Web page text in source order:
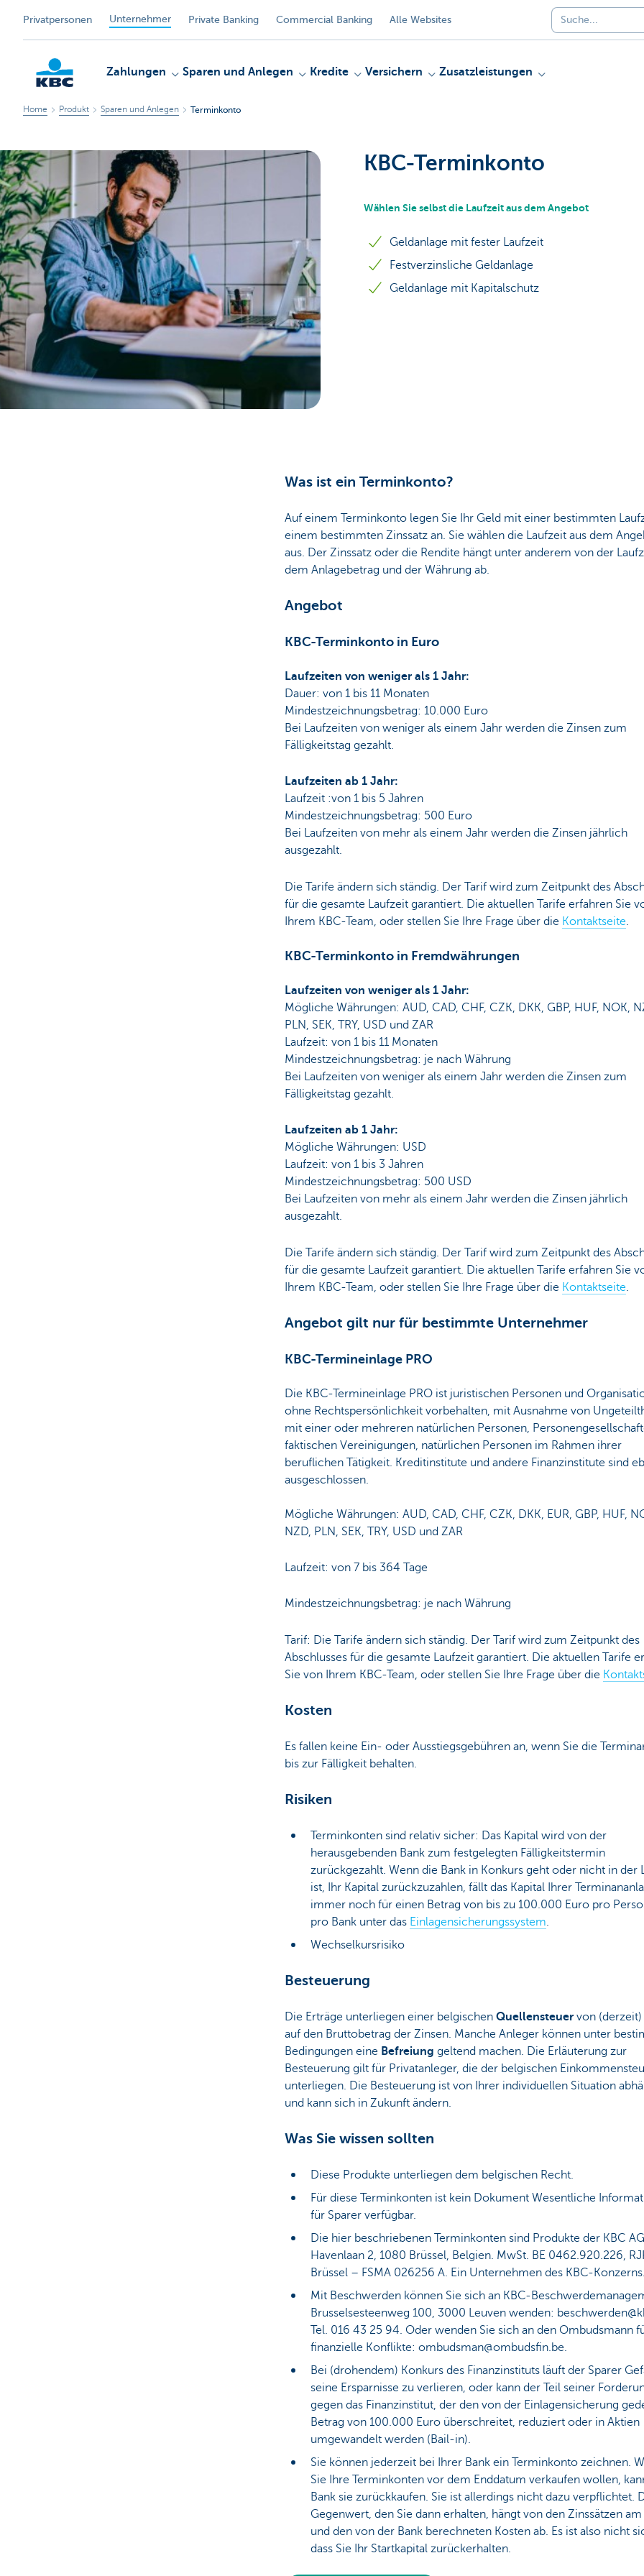
Privatpersonen Unternehmer Private Banking Commercial Banking Alle Websites
KBC
Unternehmer
Zahlungen Sparen und Anlegen Kredite Versichern Zusatzleistungen
Home Produkt Sparen und Anlegen Terminkonto
KBC-Terminkonto
Wählen Sie selbst die Laufzeit aus dem Angebot
Geldanlage mit fester Laufzeit
Festverzinsliche Geldanlage
Geldanlage mit Kapitalschutz
Was ist ein Terminkonto?
Auf einem Terminkonto legen Sie Ihr Geld mit einer bestimmten
einem bestimmten Zinssatz an. Sie wählen die Laufzeit aus dem
aus. Der Zinssatz oder die Rendite hängt unter anderem von der
dem Anlagebetrag und der Währung ab.
Angebot
KBC-Terminkonto in Euro
Laufzeiten von weniger als 1 Jahr:
Dauer: von 1 bis 11 Monaten
Mindestzeichnungsbetrag: 10.000 Euro
Bei Laufzeiten von weniger als einem Jahr werden die Zinsen zum
Fälligkeitstag gezahlt.
Laufzeiten ab 1 Jahr:
Laufzeit :von 1 bis 5 Jahren
Mindestzeichnungsbetrag: 500 Euro
Bei Laufzeiten von mehr als einem Jahr werden die Zinsen jährlich
ausgezahlt.
Die Tarife ändern sich ständig. Der Tarif wird zum Zeitpunkt des
für die gesamte Laufzeit garantiert. Die aktuellen Tarife erfahren Sie
Ihrem KBC-Team, oder stellen Sie Ihre Frage über die Kontaktseite.
KBC-Terminkonto in Fremdwährungen
Laufzeiten von weniger als 1 Jahr:
Mögliche Währungen: AUD, CAD, CHF, CZK, DKK, GBP, HUF, NOK,
PLN, SEK, TRY, USD und ZAR
Laufzeit: von 1 bis 11 Monaten
Mindestzeichnungsbetrag: je nach Währung
Bei Laufzeiten von weniger als einem Jahr werden die Zinsen zum
Fälligkeitstag gezahlt.
Laufzeiten ab 1 Jahr:
Mögliche Währungen: USD
Laufzeit: von 1 bis 3 Jahren
Mindestzeichnungsbetrag: 500 USD
Bei Laufzeiten von mehr als einem Jahr werden die Zinsen jährlich
ausgezahlt.
Die Tarife ändern sich ständig. Der Tarif wird zum Zeitpunkt des
für die gesamte Laufzeit garantiert. Die aktuellen Tarife erfahren Sie
Ihrem KBC-Team, oder stellen Sie Ihre Frage über die Kontaktseite
Angebot gilt nur für bestimmte Unternehmer
KBC-Termineinlage PRO
Die KBC-Termineinlage PRO ist juristischen Personen und
ohne Rechtspersönlichkeit vorbehalten, mit Ausnahme von
mit einer oder mehreren natürlichen Personen,
faktischen Vereinigungen, natürlichen Personen im Rahmen ihrer
beruflichen Tätigkeit. Kreditinstitute und andere Finanzinstitute sind
ausgeschlossen.
Mögliche Währungen: AUD, CAD, CHF, CZK, DKK, EUR, GBP, HUF,
NZD, PLN, SEK, TRY, USD und ZAR
Laufzeit: von 7 bis 364 Tage
Mindestzeichnungsbetrag: je nach Währung
Tarif: Die Tarife ändern sich ständig. Der Tarif wird zum Zeitpunkt des
Abschlusses für die gesamte Laufzeit garantiert. Die aktuellen Tarife
Sie von Ihrem KBC-Team, oder stellen Sie Ihre Frage über die
Kosten
Es fallen keine Ein- oder Ausstiegsgebühren an, wenn Sie die
bis zur Fälligkeit behalten.
Risiken
Terminkonten sind relativ sicher: Das Kapital wird von der
herausgebenden Bank zum festgelegten Fälligkeitstermin
zurückgezahlt. Wenn die Bank in Konkurs geht oder nicht in der
ist, Ihr Kapital zurückzuzahlen, fällt das Kapital Ihrer
immer noch für einen Betrag von bis zu 100.000 Euro pro
pro Bank unter das Einlagensicherungssystem.
Wechselkursrisiko
Besteuerung
Die Erträge unterliegen einer belgischen Quellensteuer von (derzeit)
auf den Bruttobetrag der Zinsen. Manche Anleger können unter
Bedingungen eine Befreiung geltend machen. Die Erläuterung zur
Besteuerung gilt für Privatanleger, die der belgischen
unterliegen. Die Besteuerung ist von Ihrer individuellen Situation
und kann sich in Zukunft ändern.
Was Sie wissen sollten
Diese Produkte unterliegen dem belgischen Recht.
Für diese Terminkonten ist kein Dokument Wesentliche
für Sparer verfügbar.
Die hier beschriebenen Terminkonten sind Produkte der KBC
Havenlaan 2, 1080 Brüssel, Belgien. MwSt. BE 0462.920.226,
Brüssel – FSMA 026256 A. Ein Unternehmen des KBC-Konzerns.
Mit Beschwerden können Sie sich an KBC-
Brusselsesteenweg 100, 3000 Leuven wenden:
Tel. 016 43 25 94. Oder wenden Sie sich an den Ombudsmann
finanzielle Konflikte: ombudsman@ombudsfin.be.
Bei (drohendem) Konkurs des Finanzinstituts läuft der Sparer
seine Ersparnisse zu verlieren, oder kann der Teil seiner
gegen das Finanzinstitut, der den von der Einlagensicherung
Betrag von 100.000 Euro überschreitet, reduziert oder in Aktien
umgewandelt werden (Bail-in).
Sie können jederzeit bei Ihrer Bank ein Terminkonto zeichnen.
Sie Ihre Terminkonten vor dem Enddatum verkaufen wollen,
Bank sie zurückkaufen. Sie ist allerdings nicht dazu verpflichtet.
Gegenwert, den Sie dann erhalten, hängt von den Zinssätzen
und den von der Bank berechneten Kosten ab. Es ist also nicht
dass Sie Ihr Startkapital zurückerhalten.